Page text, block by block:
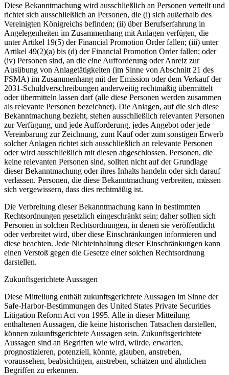
Diese Bekanntmachung wird ausschließlich an Personen verteilt und
richtet sich ausschließlich an Personen, die (i) sich außerhalb des
Vereinigten Königreichs befinden; (ii) über Berufserfahrung in
Angelegenheiten im Zusammenhang mit Anlagen verfügen, die
unter Artikel 19(5) der Financial Promotion Order fallen; (iii) unter
Artikel 49(2)(a) bis (d) der Financial Promotion Order fallen; oder
(iv) Personen sind, an die eine Aufforderung oder Anreiz zur
Ausübung von Anlagetätigkeiten (im Sinne von Abschnitt 21 des
FSMA) im Zusammenhang mit der Emission oder dem Verkauf der
2031-Schuldverschreibungen anderweitig rechtmäßig übermittelt
oder übermitteln lassen darf (alle diese Personen werden zusammen
als relevante Personen bezeichnet). Die Anlagen, auf die sich diese
Bekanntmachung bezieht, stehen ausschließlich relevanten Personen
zur Verfügung, und jede Aufforderung, jedes Angebot oder jede
Vereinbarung zur Zeichnung, zum Kauf oder zum sonstigen Erwerb
solcher Anlagen richtet sich ausschließlich an relevante Personen
oder wird ausschließlich mit diesen abgeschlossen. Personen, die
keine relevanten Personen sind, sollten nicht auf der Grundlage
dieser Bekanntmachung oder ihres Inhalts handeln oder sich darauf
verlassen. Personen, die diese Bekanntmachung verbreiten, müssen
sich vergewissern, dass dies rechtmäßig ist.
Die Verbreitung dieser Bekanntmachung kann in bestimmten
Rechtsordnungen gesetzlich eingeschränkt sein; daher sollten sich
Personen in solchen Rechtsordnungen, in denen sie veröffentlicht
oder verbreitet wird, über diese Einschränkungen informieren und
diese beachten. Jede Nichteinhaltung dieser Einschränkungen kann
einen Verstoß gegen die Gesetze einer solchen Rechtsordnung
darstellen.
Zukunftsgerichtete Aussagen
Diese Mitteilung enthält zukunftsgerichtete Aussagen im Sinne der
Safe-Harbor-Bestimmungen des United States Private Securities
Litigation Reform Act von 1995. Alle in dieser Mitteilung
enthaltenen Aussagen, die keine historischen Tatsachen darstellen,
können zukunftsgerichtete Aussagen sein. Zukunftsgerichtete
Aussagen sind an Begriffen wie wird, würde, erwarten,
prognostizieren, potenziell, könnte, glauben, anstreben,
voraussehen, beabsichtigen, anstreben, schätzen und ähnlichen
Begriffen zu erkennen.